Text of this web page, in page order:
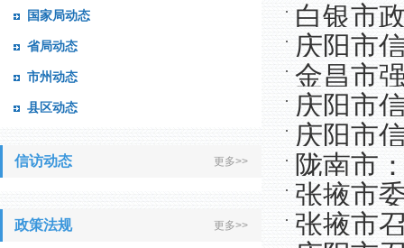
国家局动态
省局动态
市州动态
县区动态
信访动态 更多>>
政策法规 更多>>
白银市
任制实
庆阳市
金昌市
庆阳市
庆阳市
陇南市
张掖市
求
张掖市